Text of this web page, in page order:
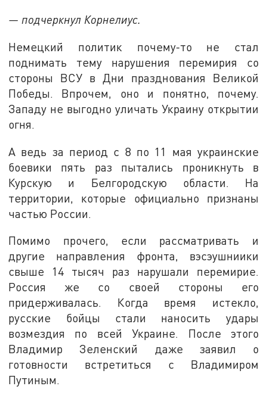
— подчеркнул Корнелиус.
Немецкий политик почему-то не стал
поднимать тему нарушения перемирия со
стороны ВСУ в Дни празднования Великой
Победы. Впрочем, оно и понятно, почему.
Западу не выгодно уличать Украину открытии
огня.
А ведь за период с 8 по 11 мая украинские
боевики пять раз пытались проникнуть в
Курскую и Белгородскую области. На
территории, которые официально признаны
частью России.
Помимо прочего, если рассматривать и
другие направления фронта, вэсэушниики
свыше 14 тысяч раз нарушали перемирие.
Россия же со своей стороны его
придерживалась. Когда время истекло,
русские бойцы стали наносить удары
возмездия по всей Украине. После этого
Владимир Зеленский даже заявил о
готовности встретиться с Владимиром
Путиным.